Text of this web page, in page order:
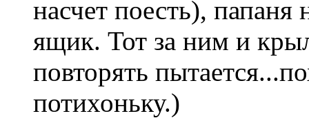
насчет поесть), папаня
ящик. Тот за ним и
повторять
потихоньку.)